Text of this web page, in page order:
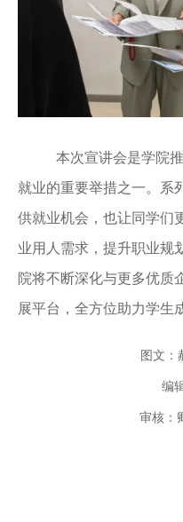
本次宣讲会是学院
就业的重要举措之一。系
供就业机会，也让同学们
业用人需求，提升职业规
院将不断深化与更多优质
展平台，全方位助力学生
图文：
编
审核：